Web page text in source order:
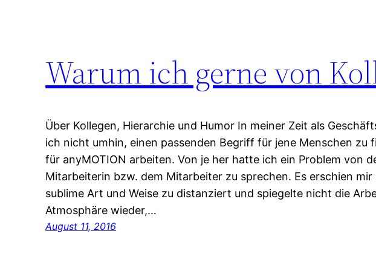
Warum ich gerne von
Über Kollegen, Hierarchie und Humor In meiner Zeit als
ich nicht umhin, einen passenden Begriff für jene Menschen zu
für anyMOTION arbeiten. Von je her hatte ich ein Problem von
Mitarbeiterin bzw. dem Mitarbeiter zu sprechen. Es erschien mir
sublime Art und Weise zu distanziert und spiegelte nicht die
Atmosphäre wieder,…
August 11, 2016